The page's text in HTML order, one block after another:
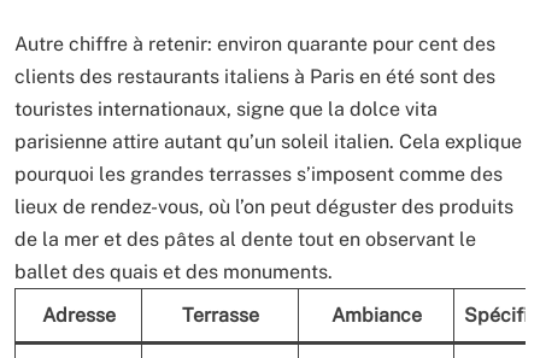
Autre chiffre à retenir: environ quarante pour cent des
clients des restaurants italiens à Paris en été sont des
touristes internationaux, signe que la dolce vita
parisienne attire autant qu’un soleil italien. Cela explique
pourquoi les grandes terrasses s’imposent comme des
lieux de rendez-vous, où l’on peut déguster des produits
de la mer et des pâtes al dente tout en observant le
ballet des quais et des monuments.
Adresse
Terrasse Ambiance